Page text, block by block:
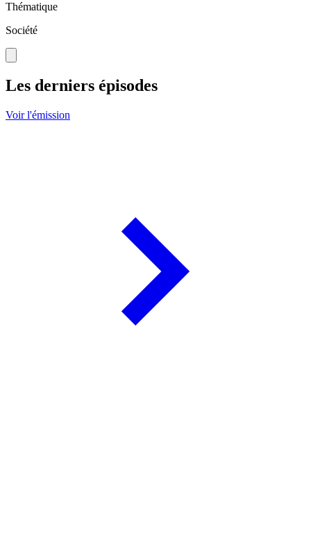
Thématique
Société
Les derniers épisodes
Voir l'émission